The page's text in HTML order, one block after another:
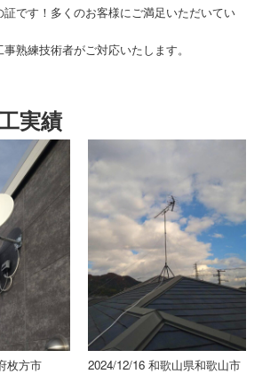
です！多くのお客様にご満足いただいてい
熟練技術者がご対応いたします。
実績
枚方市 2024/12/16 和歌山県和歌山市